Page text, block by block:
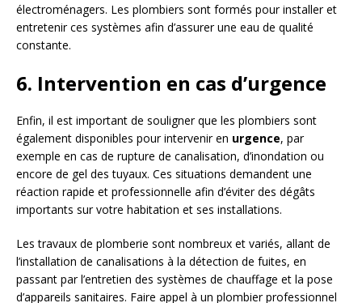
électroménagers. Les plombiers sont formés pour installer et
entretenir ces systèmes afin d’assurer une eau de qualité
constante.
6. Intervention en cas d’urgence
Enfin, il est important de souligner que les plombiers sont
également disponibles pour intervenir en urgence, par
exemple en cas de rupture de canalisation, d’inondation ou
encore de gel des tuyaux. Ces situations demandent une
réaction rapide et professionnelle afin d’éviter des dégâts
importants sur votre habitation et ses installations.
Les travaux de plomberie sont nombreux et variés, allant de
l’installation de canalisations à la détection de fuites, en
passant par l’entretien des systèmes de chauffage et la pose
d’appareils sanitaires. Faire appel à un plombier professionnel